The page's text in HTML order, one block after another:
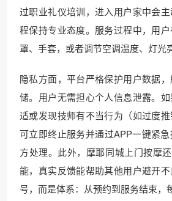
过职业礼仪培训，进入用户家中会
程保持专业态度。服务过程中，用
罩、手套，或者调节空调温度、灯光
隐私方面，平台严格保护用户数据
储。用户无需担心个人信息泄露。
适或发现技师有不当行为（如过度推
可立即终止服务并通过APP一键紧
方处理。此外，摩耶同城上门按摩
能，真实反馈能帮助其他用户避开
号，而是体系：从预约到服务结束，